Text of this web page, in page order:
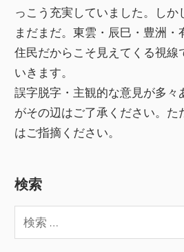
っこう充実していました。しか
まだまだ。東雲・辰巳・豊洲・
住民だからこそ見えてくる視線
いきます。
誤字脱字・主観的な意見が多々
がその辺はご了承ください。た
はご指摘ください。
検索